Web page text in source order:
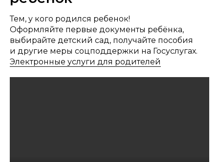
Тем, у кого родился ребенок!
Оформляйте первые документы ребёнка,
выбирайте детский сад, получайте пособия
и другие меры соцподдержки на Госуслугах.
Электронные услуги для родителей